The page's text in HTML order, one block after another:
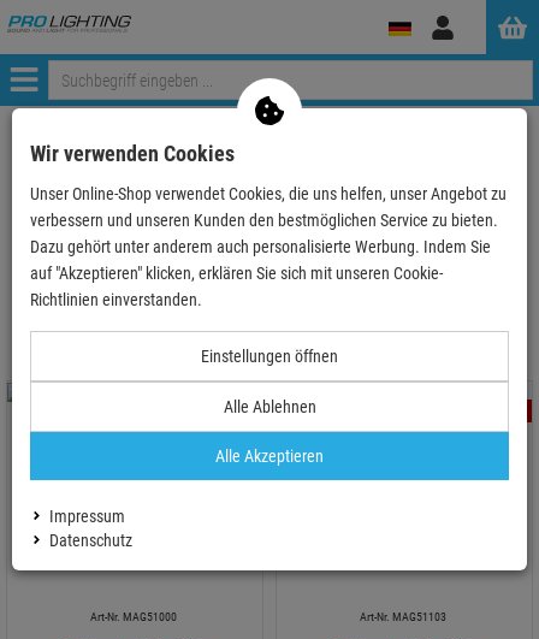
Anmelden
Menü
ProLighting Deals & Aktionen
Magma Groove Terminal
Magma Groove Terminal Generic -
weiß
Art-Nr. MAG51000 Art-Nr. MAG51103
Wir verwenden Cookies
Unser Online-Shop verwendet Cookies, die uns helfen, unser Angebot zu
verbessern und unseren Kunden den bestmöglichen Service zu bieten.
Dazu gehört unter anderem auch personalisierte Werbung. Indem Sie
auf "Akzeptieren" klicken, erklären Sie sich mit unseren Cookie-
Richtlinien einverstanden.
Einstellungen öffnen
Alle Ablehnen
Alle Akzeptieren
Impressum
Datenschutz